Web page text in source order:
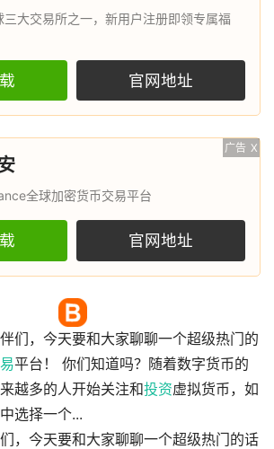
三大交易所之一，新用户注册即领专属福
官网地址
广告 X
全球加密货币交易平台
官网地址
们，今天要和大家聊聊一个超级热门的
平台！ 你们知道吗？随着数字货币的
越多的人开始关注和投资虚拟货币，如
选择一个...
，今天要和大家聊聊一个超级热门的话